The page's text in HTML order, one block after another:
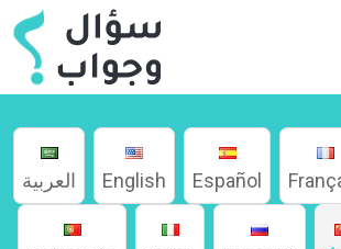
العربية English Español